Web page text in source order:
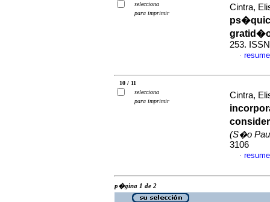
selecciona
para imprimir
Cintra,
253.
·
10 / 11
selecciona
para imprimir
Cintra,
(S�o
3106
·
p�gina 1 de 2